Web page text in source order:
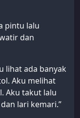
pintu lalu
dan
lihat ada banyak
Aku melihat
Aku takut lalu
lari kemari.”